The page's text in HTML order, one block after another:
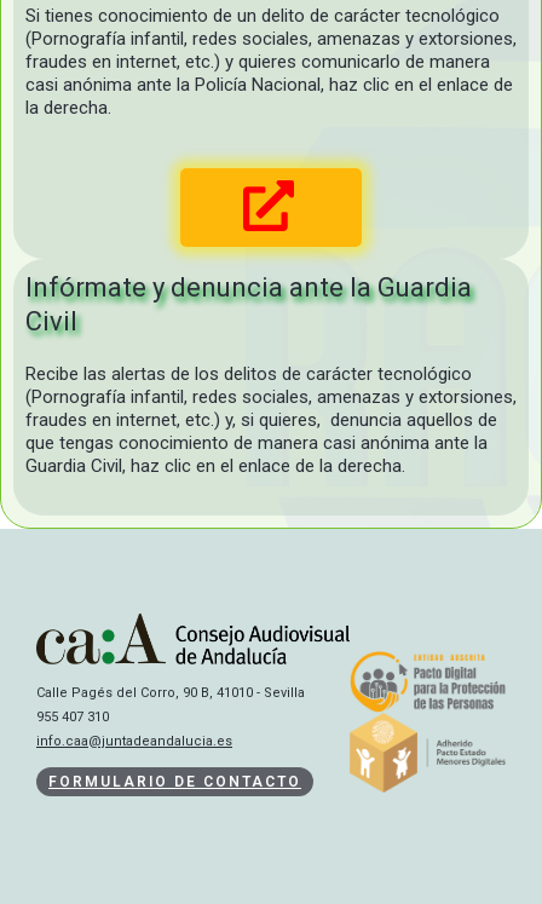
Si tienes conocimiento de un delito de carácter tecnológico
(Pornografía infantil, redes sociales, amenazas y extorsiones,
fraudes en internet, etc.) y quieres comunicarlo de manera
casi anónima ante la Policía Nacional, haz clic en el enlace de
la derecha.
Infórmate y denuncia ante la Guardia
Civil
Recibe las alertas de los delitos de carácter tecnológico
(Pornografía infantil, redes sociales, amenazas y extorsiones,
fraudes en internet, etc.) y, si quieres, denuncia aquellos de
que tengas conocimiento de manera casi anónima ante la
Guardia Civil, haz clic en el enlace de la derecha.
Calle Pagés del Corro, 90 B, 41010 - Sevilla
955 407 310
info.caa@juntadeandalucia.es
FORMULARIO DE CONTACTO